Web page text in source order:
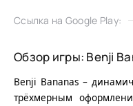
Ссылка на Google Play:
Обзор игры: Benji
Benji Bananas –
трёхмерным